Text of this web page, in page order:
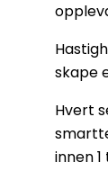
skape
Hvert
innen